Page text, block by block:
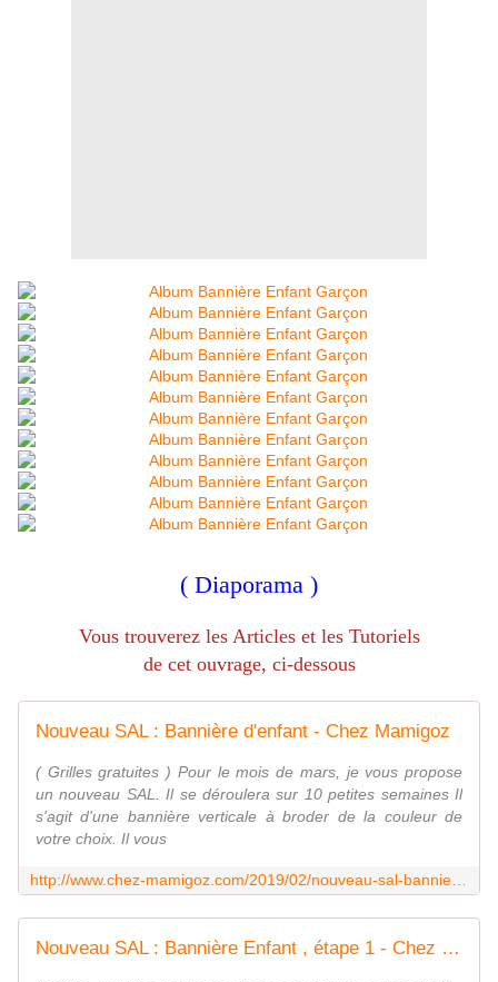
( Diaporama )
Vous trouverez les Articles et les Tutoriels
de cet ouvrage, ci-dessous
Nouveau SAL : Bannière d'enfant - Chez Mamigoz
( Grilles gratuites ) Pour le mois de mars, je vous propose
un nouveau SAL. Il se déroulera sur 10 petites semaines Il
s'agit d'une bannière verticale à broder de la couleur de
votre choix. Il vous
Nouveau SAL : Bannière Enfant , étape 1 - Chez Mamigoz